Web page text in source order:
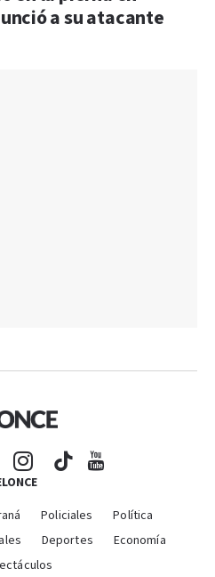
a su atacante
Policiales
Política
Deportes
Economía